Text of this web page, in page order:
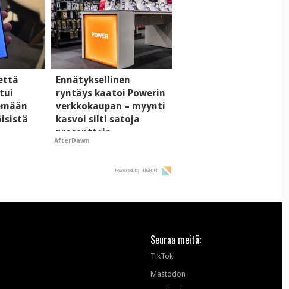
Ennätyksellinen
ryntäys kaatoi Powerin
verkkokaupan – myynti
kasvoi silti satoja
prosentteja
AfterDawn
Powered by HIGH.FI
Seuraa meitä:
TikTok
Mastodon